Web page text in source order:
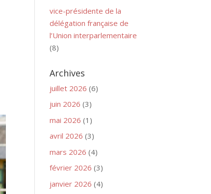
vice-présidente de la
délégation française de
l’Union interparlementaire
(8)
Archives
juillet 2026 (6)
juin 2026 (3)
mai 2026 (1)
avril 2026 (3)
mars 2026 (4)
février 2026 (3)
janvier 2026 (4)